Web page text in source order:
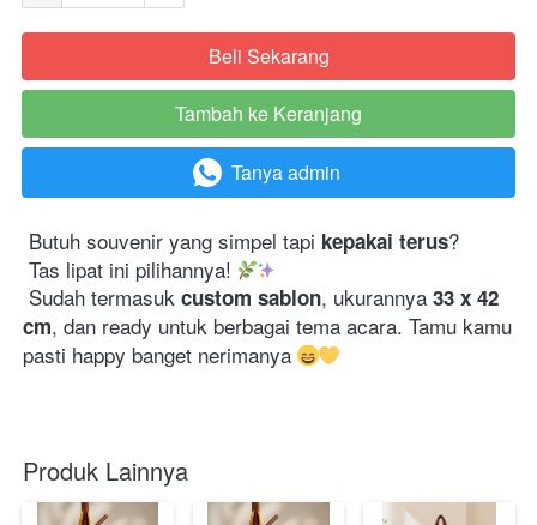
`Beli Sekarang
`
Tambah ke Keranjang
` Tanya admin
Butuh souvenir yang simpel tapi kepakai terus?
Tas lipat ini pilihannya!
Sudah termasuk custom sablon, ukurannya 33 x 42
cm, dan ready untuk berbagai tema acara. Tamu kamu
pasti happy banget nerimanya
Produk Lainnya